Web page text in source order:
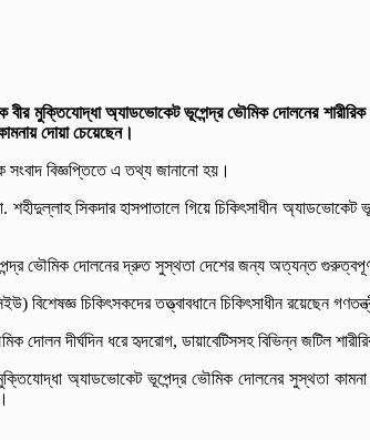
বীর মুক্তিযোদ্ধা অ্যাডভোকেট ভূপেন্দ্র ভৌমিক দোলনের
দোয়া চেয়েছেন।
সংবাদ বিজ্ঞপ্তিতে এ তথ্য জানানো হয়।
সিকদার হাসপাতালে গিয়ে চিকিৎসাধীন অ্যাডভোকেট
ভৌমিক দোলনের দ্রুত সুস্থতা দেশের জন্য অত্যন্ত
বিশেষজ্ঞ চিকিৎসকদের তত্ত্বাবধানে চিকিৎসাধীন রয়েছেন
দীর্ঘদিন ধরে হৃদরোগ, ডায়াবেটিসসহ বিভিন্ন জটিল
অ্যাডভোকেট ভূপেন্দ্র ভৌমিক দোলনের সুস্থতা